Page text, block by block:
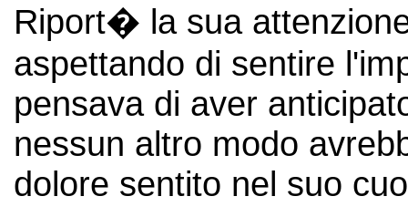
Riport� la sua
aspettando di sentire
pensava di aver
nessun altro modo
dolore sentito nel suo